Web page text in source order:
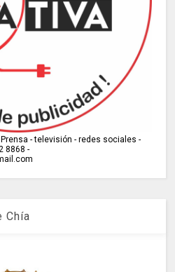
- televisión - redes sociales -
8868 -
Chía